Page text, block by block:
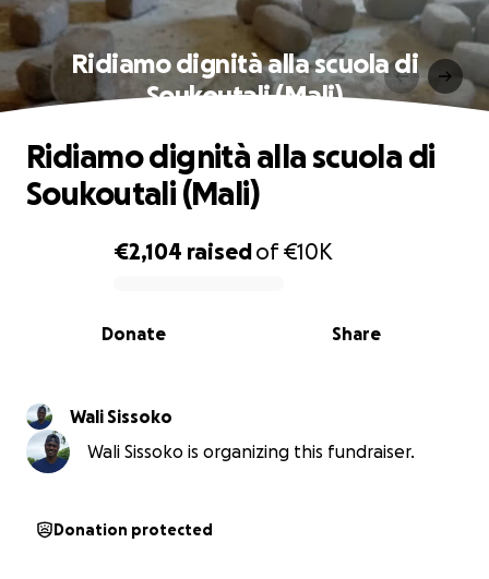
Ridiamo dignità alla scuola di
Soukoutali (Mali)
0% complete
€2,104 raisedof€10K
Share
Donate
Ridiamo dignità alla scuola di
Soukoutali (Mali)
Wali Sissoko
Wali Sissoko is organizing this fundraiser.
Donation protected